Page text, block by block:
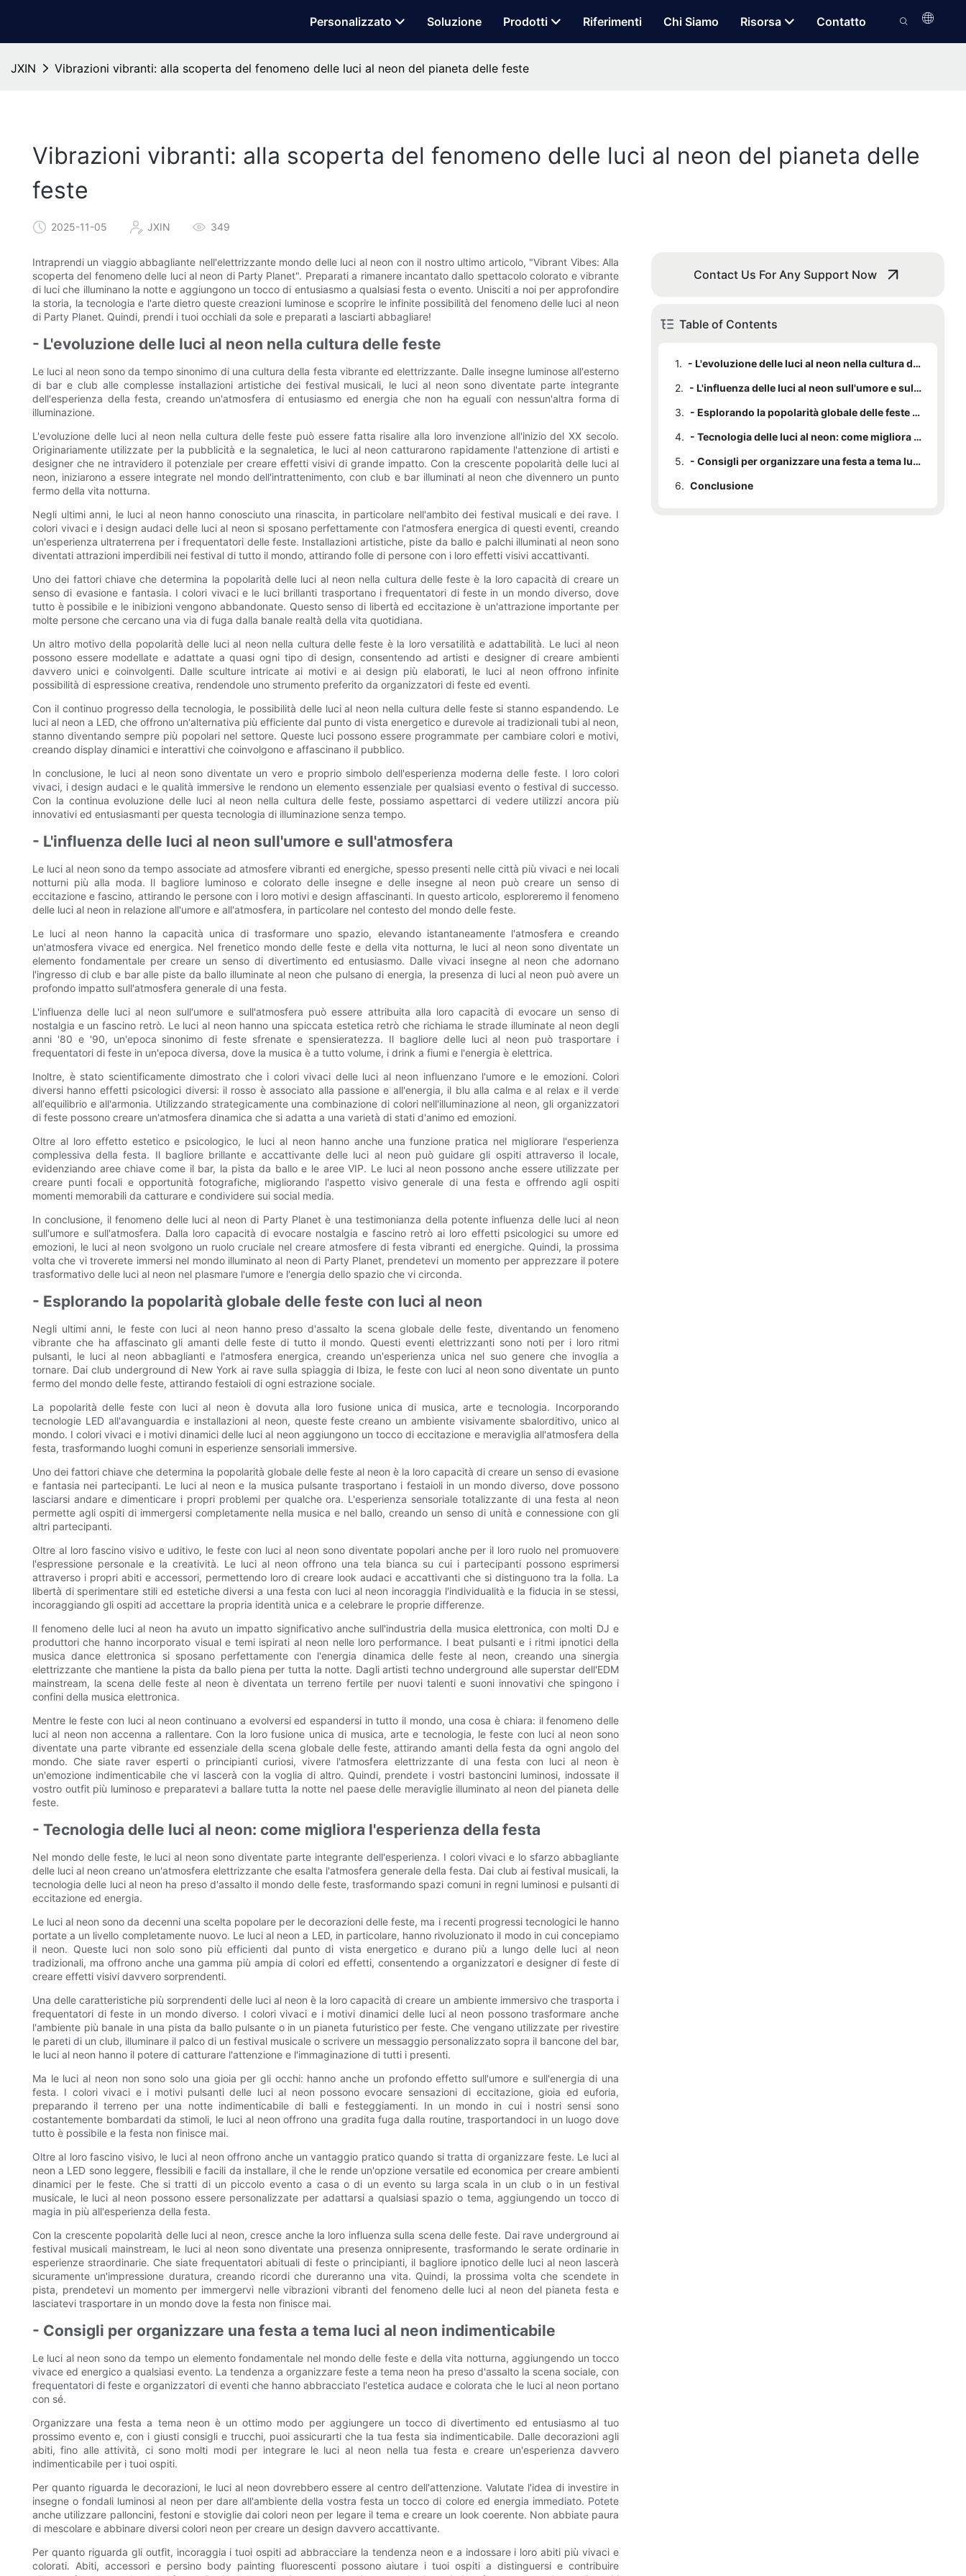
Personalizzato Soluzione Prodotti Riferimenti Chi Siamo Risorsa Contatto
JXIN Vibrazioni vibranti: alla scoperta del fenomeno delle luci al neon del pianeta delle feste
Vibrazioni vibranti: alla scoperta del fenomeno delle luci al neon del pianeta delle
feste
2025-11-05 JXIN 349
Intraprendi un viaggio abbagliante nell'elettrizzante mondo delle luci al neon con il nostro ultimo articolo, "Vibrant Vibes: Alla
scoperta del fenomeno delle luci al neon di Party Planet". Preparati a rimanere incantato dallo spettacolo colorato e vibrante
di luci che illuminano la notte e aggiungono un tocco di entusiasmo a qualsiasi festa o evento. Unisciti a noi per approfondire
la storia, la tecnologia e l'arte dietro queste creazioni luminose e scoprire le infinite possibilità del fenomeno delle luci al neon
di Party Planet. Quindi, prendi i tuoi occhiali da sole e preparati a lasciarti abbagliare!
- L'evoluzione delle luci al neon nella cultura delle feste
Le luci al neon sono da tempo sinonimo di una cultura della festa vibrante ed elettrizzante. Dalle insegne luminose all'esterno
di bar e club alle complesse installazioni artistiche dei festival musicali, le luci al neon sono diventate parte integrante
dell'esperienza della festa, creando un'atmosfera di entusiasmo ed energia che non ha eguali con nessun'altra forma di
illuminazione.
L'evoluzione delle luci al neon nella cultura delle feste può essere fatta risalire alla loro invenzione all'inizio del XX secolo.
Originariamente utilizzate per la pubblicità e la segnaletica, le luci al neon catturarono rapidamente l'attenzione di artisti e
designer che ne intravidero il potenziale per creare effetti visivi di grande impatto. Con la crescente popolarità delle luci al
neon, iniziarono a essere integrate nel mondo dell'intrattenimento, con club e bar illuminati al neon che divennero un punto
fermo della vita notturna.
Negli ultimi anni, le luci al neon hanno conosciuto una rinascita, in particolare nell'ambito dei festival musicali e dei rave. I
colori vivaci e i design audaci delle luci al neon si sposano perfettamente con l'atmosfera energica di questi eventi, creando
un'esperienza ultraterrena per i frequentatori delle feste. Installazioni artistiche, piste da ballo e palchi illuminati al neon sono
diventati attrazioni imperdibili nei festival di tutto il mondo, attirando folle di persone con i loro effetti visivi accattivanti.
Uno dei fattori chiave che determina la popolarità delle luci al neon nella cultura delle feste è la loro capacità di creare un
senso di evasione e fantasia. I colori vivaci e le luci brillanti trasportano i frequentatori di feste in un mondo diverso, dove
tutto è possibile e le inibizioni vengono abbandonate. Questo senso di libertà ed eccitazione è un'attrazione importante per
molte persone che cercano una via di fuga dalla banale realtà della vita quotidiana.
Un altro motivo della popolarità delle luci al neon nella cultura delle feste è la loro versatilità e adattabilità. Le luci al neon
possono essere modellate e adattate a quasi ogni tipo di design, consentendo ad artisti e designer di creare ambienti
davvero unici e coinvolgenti. Dalle sculture intricate ai motivi e ai design più elaborati, le luci al neon offrono infinite
possibilità di espressione creativa, rendendole uno strumento preferito da organizzatori di feste ed eventi.
Con il continuo progresso della tecnologia, le possibilità delle luci al neon nella cultura delle feste si stanno espandendo. Le
luci al neon a LED, che offrono un'alternativa più efficiente dal punto di vista energetico e durevole ai tradizionali tubi al neon,
stanno diventando sempre più popolari nel settore. Queste luci possono essere programmate per cambiare colori e motivi,
creando display dinamici e interattivi che coinvolgono e affascinano il pubblico.
In conclusione, le luci al neon sono diventate un vero e proprio simbolo dell'esperienza moderna delle feste. I loro colori
vivaci, i design audaci e le qualità immersive le rendono un elemento essenziale per qualsiasi evento o festival di successo.
Con la continua evoluzione delle luci al neon nella cultura delle feste, possiamo aspettarci di vedere utilizzi ancora più
innovativi ed entusiasmanti per questa tecnologia di illuminazione senza tempo.
- L'influenza delle luci al neon sull'umore e sull'atmosfera
Le luci al neon sono da tempo associate ad atmosfere vibranti ed energiche, spesso presenti nelle città più vivaci e nei locali
notturni più alla moda. Il bagliore luminoso e colorato delle insegne e delle insegne al neon può creare un senso di
eccitazione e fascino, attirando le persone con i loro motivi e design affascinanti. In questo articolo, esploreremo il fenomeno
delle luci al neon in relazione all'umore e all'atmosfera, in particolare nel contesto del mondo delle feste.
Le luci al neon hanno la capacità unica di trasformare uno spazio, elevando istantaneamente l'atmosfera e creando
un'atmosfera vivace ed energica. Nel frenetico mondo delle feste e della vita notturna, le luci al neon sono diventate un
elemento fondamentale per creare un senso di divertimento ed entusiasmo. Dalle vivaci insegne al neon che adornano
l'ingresso di club e bar alle piste da ballo illuminate al neon che pulsano di energia, la presenza di luci al neon può avere un
profondo impatto sull'atmosfera generale di una festa.
L'influenza delle luci al neon sull'umore e sull'atmosfera può essere attribuita alla loro capacità di evocare un senso di
nostalgia e un fascino retrò. Le luci al neon hanno una spiccata estetica retrò che richiama le strade illuminate al neon degli
anni '80 e '90, un'epoca sinonimo di feste sfrenate e spensieratezza. Il bagliore delle luci al neon può trasportare i
frequentatori di feste in un'epoca diversa, dove la musica è a tutto volume, i drink a fiumi e l'energia è elettrica.
Inoltre, è stato scientificamente dimostrato che i colori vivaci delle luci al neon influenzano l'umore e le emozioni. Colori
diversi hanno effetti psicologici diversi: il rosso è associato alla passione e all'energia, il blu alla calma e al relax e il verde
all'equilibrio e all'armonia. Utilizzando strategicamente una combinazione di colori nell'illuminazione al neon, gli organizzatori
di feste possono creare un'atmosfera dinamica che si adatta a una varietà di stati d'animo ed emozioni.
Oltre al loro effetto estetico e psicologico, le luci al neon hanno anche una funzione pratica nel migliorare l'esperienza
complessiva della festa. Il bagliore brillante e accattivante delle luci al neon può guidare gli ospiti attraverso il locale,
evidenziando aree chiave come il bar, la pista da ballo e le aree VIP. Le luci al neon possono anche essere utilizzate per
creare punti focali e opportunità fotografiche, migliorando l'aspetto visivo generale di una festa e offrendo agli ospiti
momenti memorabili da catturare e condividere sui social media.
In conclusione, il fenomeno delle luci al neon di Party Planet è una testimonianza della potente influenza delle luci al neon
sull'umore e sull'atmosfera. Dalla loro capacità di evocare nostalgia e fascino retrò ai loro effetti psicologici su umore ed
emozioni, le luci al neon svolgono un ruolo cruciale nel creare atmosfere di festa vibranti ed energiche. Quindi, la prossima
volta che vi troverete immersi nel mondo illuminato al neon di Party Planet, prendetevi un momento per apprezzare il potere
trasformativo delle luci al neon nel plasmare l'umore e l'energia dello spazio che vi circonda.
- Esplorando la popolarità globale delle feste con luci al neon
Negli ultimi anni, le feste con luci al neon hanno preso d'assalto la scena globale delle feste, diventando un fenomeno
vibrante che ha affascinato gli amanti delle feste di tutto il mondo. Questi eventi elettrizzanti sono noti per i loro ritmi
pulsanti, le luci al neon abbaglianti e l'atmosfera energica, creando un'esperienza unica nel suo genere che invoglia a
tornare. Dai club underground di New York ai rave sulla spiaggia di Ibiza, le feste con luci al neon sono diventate un punto
fermo del mondo delle feste, attirando festaioli di ogni estrazione sociale.
La popolarità delle feste con luci al neon è dovuta alla loro fusione unica di musica, arte e tecnologia. Incorporando
tecnologie LED all'avanguardia e installazioni al neon, queste feste creano un ambiente visivamente sbalorditivo, unico al
mondo. I colori vivaci e i motivi dinamici delle luci al neon aggiungono un tocco di eccitazione e meraviglia all'atmosfera della
festa, trasformando luoghi comuni in esperienze sensoriali immersive.
Uno dei fattori chiave che determina la popolarità globale delle feste al neon è la loro capacità di creare un senso di evasione
e fantasia nei partecipanti. Le luci al neon e la musica pulsante trasportano i festaioli in un mondo diverso, dove possono
lasciarsi andare e dimenticare i propri problemi per qualche ora. L'esperienza sensoriale totalizzante di una festa al neon
permette agli ospiti di immergersi completamente nella musica e nel ballo, creando un senso di unità e connessione con gli
altri partecipanti.
Oltre al loro fascino visivo e uditivo, le feste con luci al neon sono diventate popolari anche per il loro ruolo nel promuovere
l'espressione personale e la creatività. Le luci al neon offrono una tela bianca su cui i partecipanti possono esprimersi
attraverso i propri abiti e accessori, permettendo loro di creare look audaci e accattivanti che si distinguono tra la folla. La
libertà di sperimentare stili ed estetiche diversi a una festa con luci al neon incoraggia l'individualità e la fiducia in se stessi,
incoraggiando gli ospiti ad accettare la propria identità unica e a celebrare le proprie differenze.
Il fenomeno delle luci al neon ha avuto un impatto significativo anche sull'industria della musica elettronica, con molti DJ e
produttori che hanno incorporato visual e temi ispirati al neon nelle loro performance. I beat pulsanti e i ritmi ipnotici della
musica dance elettronica si sposano perfettamente con l'energia dinamica delle feste al neon, creando una sinergia
elettrizzante che mantiene la pista da ballo piena per tutta la notte. Dagli artisti techno underground alle superstar dell'EDM
mainstream, la scena delle feste al neon è diventata un terreno fertile per nuovi talenti e suoni innovativi che spingono i
confini della musica elettronica.
Mentre le feste con luci al neon continuano a evolversi ed espandersi in tutto il mondo, una cosa è chiara: il fenomeno delle
luci al neon non accenna a rallentare. Con la loro fusione unica di musica, arte e tecnologia, le feste con luci al neon sono
diventate una parte vibrante ed essenziale della scena globale delle feste, attirando amanti della festa da ogni angolo del
mondo. Che siate raver esperti o principianti curiosi, vivere l'atmosfera elettrizzante di una festa con luci al neon è
un'emozione indimenticabile che vi lascerà con la voglia di altro. Quindi, prendete i vostri bastoncini luminosi, indossate il
vostro outfit più luminoso e preparatevi a ballare tutta la notte nel paese delle meraviglie illuminato al neon del pianeta delle
feste.
- Tecnologia delle luci al neon: come migliora l'esperienza della festa
Nel mondo delle feste, le luci al neon sono diventate parte integrante dell'esperienza. I colori vivaci e lo sfarzo abbagliante
delle luci al neon creano un'atmosfera elettrizzante che esalta l'atmosfera generale della festa. Dai club ai festival musicali, la
tecnologia delle luci al neon ha preso d'assalto il mondo delle feste, trasformando spazi comuni in regni luminosi e pulsanti di
eccitazione ed energia.
Le luci al neon sono da decenni una scelta popolare per le decorazioni delle feste, ma i recenti progressi tecnologici le hanno
portate a un livello completamente nuovo. Le luci al neon a LED, in particolare, hanno rivoluzionato il modo in cui concepiamo
il neon. Queste luci non solo sono più efficienti dal punto di vista energetico e durano più a lungo delle luci al neon
tradizionali, ma offrono anche una gamma più ampia di colori ed effetti, consentendo a organizzatori e designer di feste di
creare effetti visivi davvero sorprendenti.
Una delle caratteristiche più sorprendenti delle luci al neon è la loro capacità di creare un ambiente immersivo che trasporta i
frequentatori di feste in un mondo diverso. I colori vivaci e i motivi dinamici delle luci al neon possono trasformare anche
l'ambiente più banale in una pista da ballo pulsante o in un pianeta futuristico per feste. Che vengano utilizzate per rivestire
le pareti di un club, illuminare il palco di un festival musicale o scrivere un messaggio personalizzato sopra il bancone del bar,
le luci al neon hanno il potere di catturare l'attenzione e l'immaginazione di tutti i presenti.
Ma le luci al neon non sono solo una gioia per gli occhi: hanno anche un profondo effetto sull'umore e sull'energia di una
festa. I colori vivaci e i motivi pulsanti delle luci al neon possono evocare sensazioni di eccitazione, gioia ed euforia,
preparando il terreno per una notte indimenticabile di balli e festeggiamenti. In un mondo in cui i nostri sensi sono
costantemente bombardati da stimoli, le luci al neon offrono una gradita fuga dalla routine, trasportandoci in un luogo dove
tutto è possibile e la festa non finisce mai.
Oltre al loro fascino visivo, le luci al neon offrono anche un vantaggio pratico quando si tratta di organizzare feste. Le luci al
neon a LED sono leggere, flessibili e facili da installare, il che le rende un'opzione versatile ed economica per creare ambienti
dinamici per le feste. Che si tratti di un piccolo evento a casa o di un evento su larga scala in un club o in un festival
musicale, le luci al neon possono essere personalizzate per adattarsi a qualsiasi spazio o tema, aggiungendo un tocco di
magia in più all'esperienza della festa.
Con la crescente popolarità delle luci al neon, cresce anche la loro influenza sulla scena delle feste. Dai rave underground ai
festival musicali mainstream, le luci al neon sono diventate una presenza onnipresente, trasformando le serate ordinarie in
esperienze straordinarie. Che siate frequentatori abituali di feste o principianti, il bagliore ipnotico delle luci al neon lascerà
sicuramente un'impressione duratura, creando ricordi che dureranno una vita. Quindi, la prossima volta che scendete in
pista, prendetevi un momento per immergervi nelle vibrazioni vibranti del fenomeno delle luci al neon del pianeta festa e
lasciatevi trasportare in un mondo dove la festa non finisce mai.
- Consigli per organizzare una festa a tema luci al neon indimenticabile
Le luci al neon sono da tempo un elemento fondamentale nel mondo delle feste e della vita notturna, aggiungendo un tocco
vivace ed energico a qualsiasi evento. La tendenza a organizzare feste a tema neon ha preso d'assalto la scena sociale, con
frequentatori di feste e organizzatori di eventi che hanno abbracciato l'estetica audace e colorata che le luci al neon portano
con sé.
Organizzare una festa a tema neon è un ottimo modo per aggiungere un tocco di divertimento ed entusiasmo al tuo
prossimo evento e, con i giusti consigli e trucchi, puoi assicurarti che la tua festa sia indimenticabile. Dalle decorazioni agli
abiti, fino alle attività, ci sono molti modi per integrare le luci al neon nella tua festa e creare un'esperienza davvero
indimenticabile per i tuoi ospiti.
Per quanto riguarda le decorazioni, le luci al neon dovrebbero essere al centro dell'attenzione. Valutate l'idea di investire in
insegne o fondali luminosi al neon per dare all'ambiente della vostra festa un tocco di colore ed energia immediato. Potete
anche utilizzare palloncini, festoni e stoviglie dai colori neon per legare il tema e creare un look coerente. Non abbiate paura
di mescolare e abbinare diversi colori neon per creare un design davvero accattivante.
Per quanto riguarda gli outfit, incoraggia i tuoi ospiti ad abbracciare la tendenza neon e a indossare i loro abiti più vivaci e
colorati. Abiti, accessori e persino body painting fluorescenti possono aiutare i tuoi ospiti a distinguersi e contribuire
Contact Us For Any Support Now
Table of Contents
1.
- L'evoluzione delle luci al neon nella cultura delle feste
2.
- L'influenza delle luci al neon sull'umore e sull'atmosfera
3.
- Esplorando la popolarità globale delle feste con luci al neon
4.
- Tecnologia delle luci al neon: come migliora l'esperienza della festa
5.
- Consigli per organizzare una festa a tema luci al neon indimenticabile
6. Conclusione